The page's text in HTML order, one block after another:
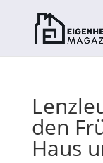
den
Haus